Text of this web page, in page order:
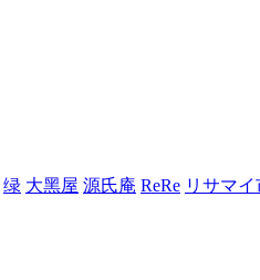
绿 大黑屋 源氏庵 ReRe リサマ